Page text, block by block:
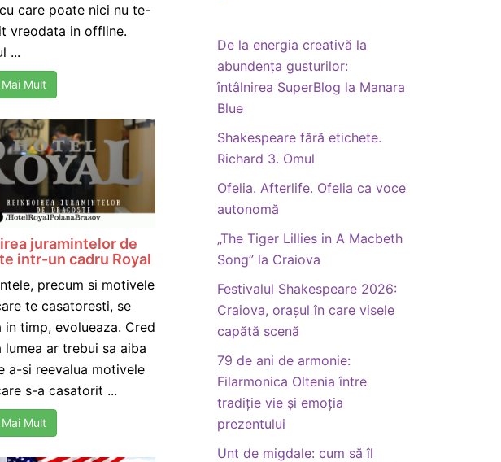
care poate nici nu te-
vreodata in offline.
...
Mult
juramintelor de
intr-un cadru Royal
precum si motivele
te casatoresti, se
in timp, evolueaza. Cred
lumea ar trebui sa aiba
a-si reevalua motivele
s-a casatorit ...
Mult
De la energia creativă la
abundența gusturilor:
întâlnirea SuperBlog la Manara
Blue
Shakespeare fără etichete.
Richard 3. Omul
Ofelia. Afterlife. Ofelia ca voce
autonomă
„The Tiger Lillies in A Macbeth
Song” la Craiova
Festivalul Shakespeare 2026:
Craiova, orașul în care visele
capătă scenă
79 de ani de armonie:
Filarmonica Oltenia între
tradiție vie și emoția
prezentului
Unt de migdale: cum să îl